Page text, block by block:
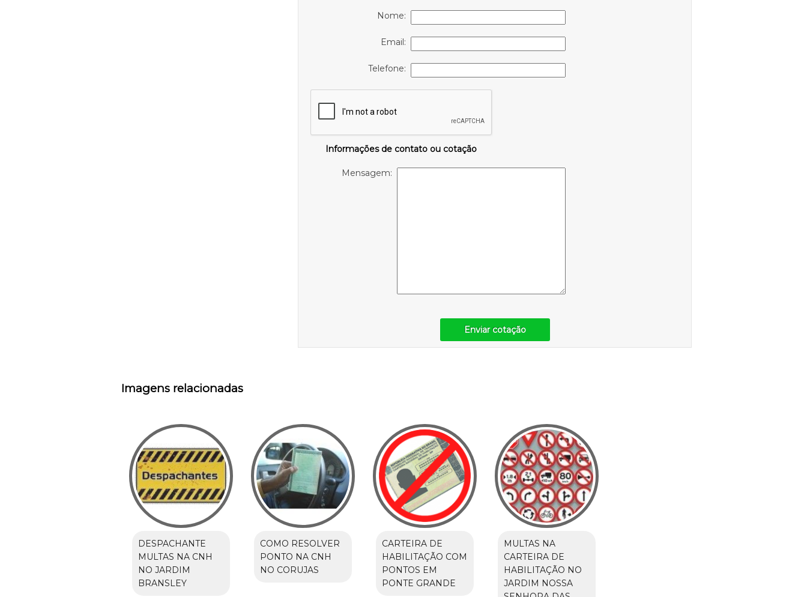
Nome:
Email:
Telefone:
Informações de contato ou cotação
Mensagem:
Enviar cotação
Imagens relacionadas
DESPACHANTE
MULTAS NA CNH
NO JARDIM
BRANSLEY
COMO RESOLVER
PONTO NA CNH
NO CORUJAS
CARTEIRA DE
HABILITAÇÃO COM
PONTOS EM
PONTE GRANDE
MULTAS NA
CARTEIRA DE
HABILITAÇÃO NO
JARDIM NOSSA